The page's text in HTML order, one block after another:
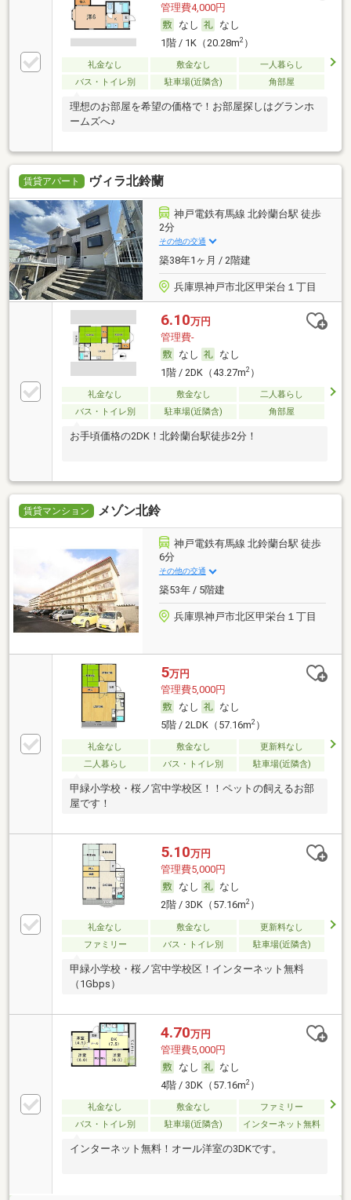
管理費4,000円
なし
なし
1階 / 1K（20.28m2）
礼金なし 敷金なし
一人暮らし
バス・トイレ別
駐車場(近隣含) 角部屋
理想のお部屋を希望の価格で！お部屋探しはグランホ
ームズへ♪
賃貸アパート ヴィラ北鈴蘭
神戸電鉄有馬線 北鈴蘭台駅 徒歩
2分
その他の交通
築38年1ヶ月 / 2階建
兵庫県神戸市北区甲栄台１丁目
6.10万円
管理費-
なし
なし
1階 / 2DK（43.27m2）
礼金なし 敷金なし
二人暮らし
バス・トイレ別
駐車場(近隣含) 角部屋
お手頃価格の2DK！北鈴蘭台駅徒歩2分！
賃貸マンション メゾン北鈴
神戸電鉄有馬線 北鈴蘭台駅 徒歩
6分
その他の交通
築53年 / 5階建
兵庫県神戸市北区甲栄台１丁目
5万円
管理費5,000円
なし
なし
5階 / 2LDK（57.16m2）
礼金なし 敷金なし
更新料なし
二人暮らし
バス・トイレ別 駐車場(近隣含)
甲緑小学校・桜ノ宮中学校区！！ペットの飼えるお部
屋です！
5.10万円
管理費5,000円
なし
なし
2階 / 3DK（57.16m2）
礼金なし 敷金なし
更新料なし
ファミリー
バス・トイレ別 駐車場(近隣含)
甲緑小学校・桜ノ宮中学校区！インターネット無料
（1Gbps）
4.70万円
管理費5,000円
なし
なし
4階 / 3DK（57.16m2）
礼金なし 敷金なし
ファミリー
バス・トイレ別
駐車場(近隣含) インターネット無料
インターネット無料！オール洋室の3DKです。